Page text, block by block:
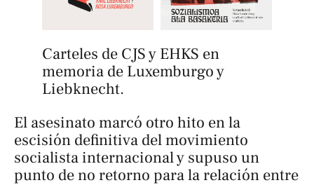
Carteles de CJS y EHKS en
memoria de Luxemburgo y
Liebknecht.
El asesinato marcó otro hito en la
escisión definitiva del movimiento
socialista internacional y supuso un
punto de no retorno para la relación entre